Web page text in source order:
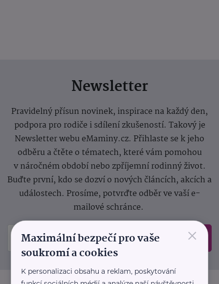
Newsletter
Pravidelný přísun novinek, inspirace na každý den,
podpora pro rodiče i sdílení zkušeností. Takový je
Newsletter webu eMaminy.cz. Přihlaste se k jeho
odběru a čtěte o tématech, které vám pomohou
v náročném období nebo zpříjemní rodinný život.
Buďte první, kdo se dozví o nových článcích, akcích a
událostech. Prosíme, potvrďte odběr ve vaší e-
mailové schránce.
Odeslat
×
Maximální bezpečí pro vaše
soukromí a cookies
K personalizaci obsahu a reklam, poskytování